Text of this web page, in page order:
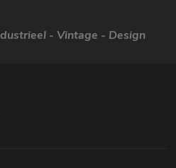
- Vintage - Design